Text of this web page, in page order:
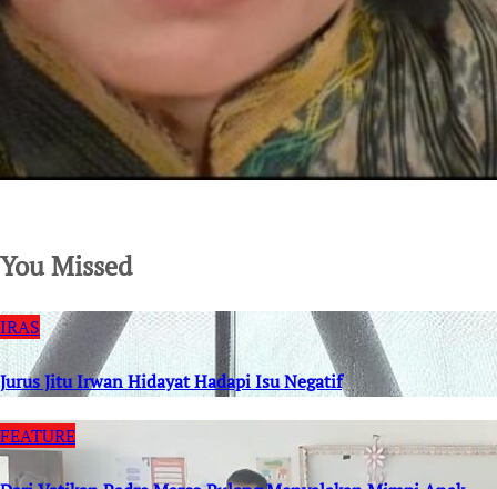
You Missed
IRAS
Jurus Jitu Irwan Hidayat Hadapi Isu Negatif
FEATURE